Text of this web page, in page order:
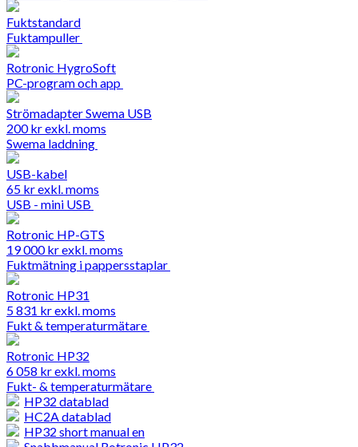
Fuktstandard
Fuktampuller
Rotronic HygroSoft
PC-program och app
Strömadapter Swema USB
200krexkl. moms
Swema laddning
USB-kabel
65 krexkl. moms
USB - mini USB
Rotronic HP-GTS
19 000krexkl. moms
Fuktmätning i pappersstaplar
Rotronic HP31
5 831 krexkl. moms
Fukt & temperaturmätare
Rotronic HP32
6 058 krexkl. moms
Fukt- & temperaturmätare
HP32 datablad
HC2A datablad
HP32 short manual en